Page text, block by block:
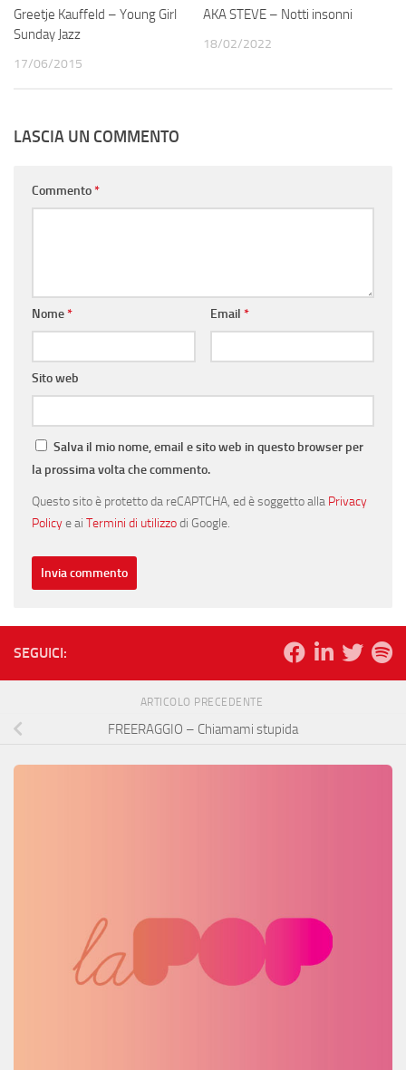
Greetje Kauffeld – Young Girl
Sunday Jazz
17/06/2015
AKA STEVE – Notti insonni
18/02/2022
LASCIA UN COMMENTO
Commento*
Nome* Email *
Sito web
Salva il mio nome, email e sito web in questo browser per
la prossima volta che commento.
Questo sito è protetto da reCAPTCHA, ed è soggetto alla Privacy
Policye ai Termini di utilizzodi Google.
SEGUICI:
ARTICOLO PRECEDENTE
FREERAGGIO – Chiamami stupida